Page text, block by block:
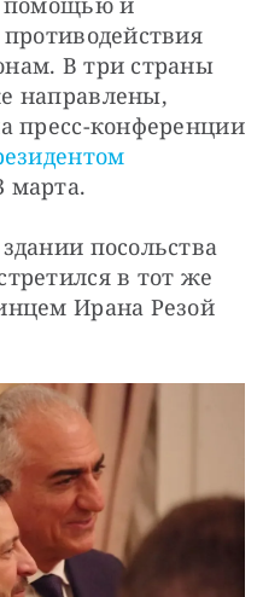
В три страны
направлены,
пресс-конференции
марта.
посольства
в тот же
Ирана Резой